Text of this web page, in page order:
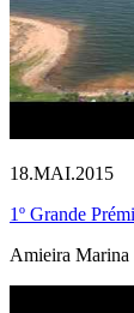
18.MAI.2015
1º Grande
Amieira Marina